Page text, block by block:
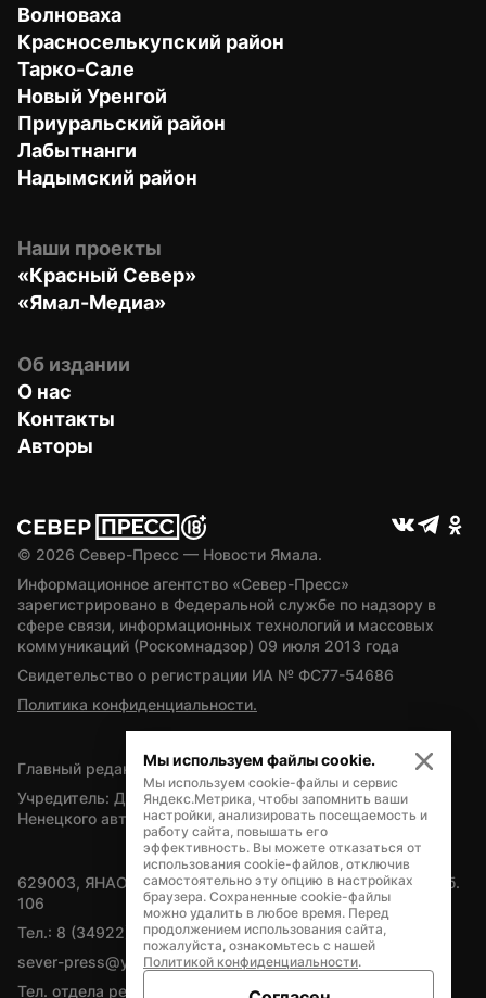
Волноваха
Красноселькупский район
Тарко-Сале
Новый Уренгой
Приуральский район
Лабытнанги
Надымский район
Наши проекты
«Красный Север»
«Ямал-Медиа»
Об издании
О нас
Контакты
Авторы
© 2026 Север-Пресс — Новости Ямала.
Информационное агентство «Север-Пресс»
зарегистрировано в Федеральной службе по надзору в
сфере связи, информационных технологий и массовых
коммуникаций (Роскомнадзор) 09 июля 2013 года
Свидетельство о регистрации ИА № ФС77-54686
Политика конфиденциальности.
Главный редактор — А.Л. Поздеев
Учредитель: Департамент внутренней политики Ямало-
Ненецкого автономного округа
629003, ЯНАО, Салехард, мкр. Богдана Кнунянца, д.1, каб.
106
Тел.: 8 (34922) 71262
sever-press@yamal-media.ru
Тел. отдела рекламы: 8 (34922) 42728
Мы используем файлы cookie.
Мы используем cookie-файлы и сервис
Яндекс.Метрика, чтобы запомнить ваши
настройки, анализировать посещаемость и
работу сайта, повышать его
эффективность. Вы можете отказаться от
использования cookie-файлов, отключив
самостоятельно эту опцию в настройках
браузера. Сохраненные cookie-файлы
можно удалить в любое время. Перед
продолжением использования сайта,
пожалуйста, ознакомьтесь с нашей
Политикой конфиденциальности.